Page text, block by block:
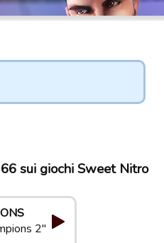
sui giochi Sweet Nitro
2"